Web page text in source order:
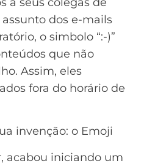
dos e-mails
o simbolo “:-)”
que não
Assim, eles
fora do horário de
acabou iniciando um